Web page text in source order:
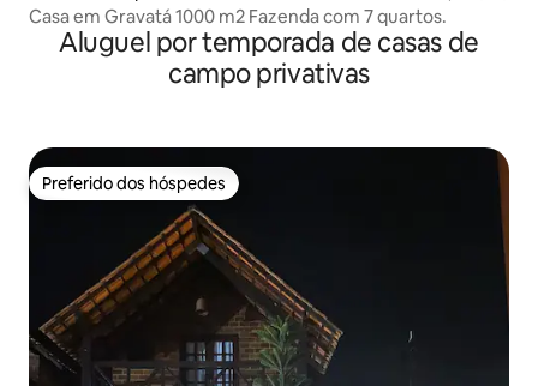
Casa em Gravatá 1000 m2 Fazenda com 7 quartos.
Aluguel por temporada de casas de
campo privativas
Preferido dos hóspedes
Preferido dos hóspedes